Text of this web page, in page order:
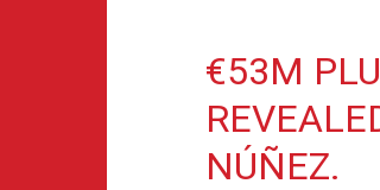
€53M
NÚÑEZ.